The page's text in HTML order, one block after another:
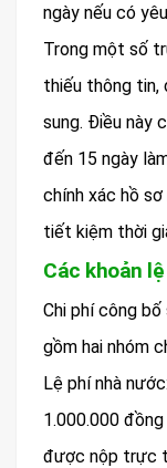
ngày nếu có
Trong một số
thiếu thông tin,
sung. Điều này
đến 15 ngày
chính xác hồ
tiết kiệm thời
Các khoản
Chi phí công
gồm hai nhóm
Lệ phí nhà
1.000.000
được nộp trực